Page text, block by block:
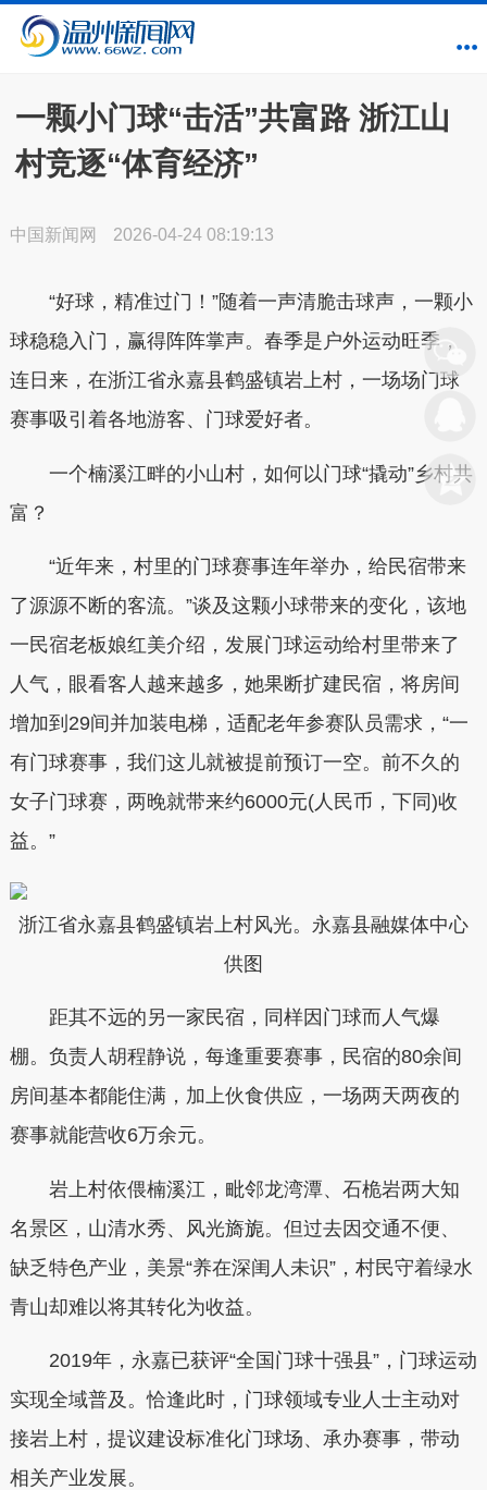
一颗小门球“击活”共富路 浙江山
村竞逐“体育经济”
中国新闻网 2026-04-24 08:19:13
“好球，精准过门！”随着一声清脆击球声，一颗小
球稳稳入门，赢得阵阵掌声。春季是户外运动旺季，
连日来，在浙江省永嘉县鹤盛镇岩上村，一场场门球
赛事吸引着各地游客、门球爱好者。
一个楠溪江畔的小山村，如何以门球“撬动”乡村共
富？
“近年来，村里的门球赛事连年举办，给民宿带来
了源源不断的客流。”谈及这颗小球带来的变化，该地
一民宿老板娘红美介绍，发展门球运动给村里带来了
人气，眼看客人越来越多，她果断扩建民宿，将房间
增加到29间并加装电梯，适配老年参赛队员需求，“一
有门球赛事，我们这儿就被提前预订一空。前不久的
女子门球赛，两晚就带来约6000元(人民币，下同)收
益。”
浙江省永嘉县鹤盛镇岩上村风光。永嘉县融媒体中心
供图
距其不远的另一家民宿，同样因门球而人气爆
棚。负责人胡程静说，每逢重要赛事，民宿的80余间
房间基本都能住满，加上伙食供应，一场两天两夜的
赛事就能营收6万余元。
岩上村依偎楠溪江，毗邻龙湾潭、石桅岩两大知
名景区，山清水秀、风光旖旎。但过去因交通不便、
缺乏特色产业，美景“养在深闺人未识”，村民守着绿水
青山却难以将其转化为收益。
2019年，永嘉已获评“全国门球十强县”，门球运动
实现全域普及。恰逢此时，门球领域专业人士主动对
接岩上村，提议建设标准化门球场、承办赛事，带动
相关产业发展。